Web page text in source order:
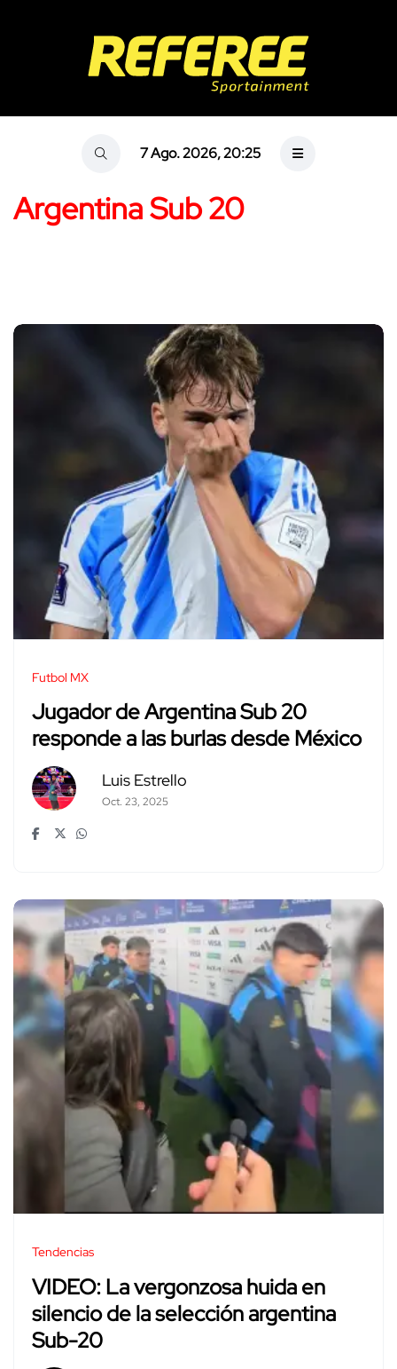
7 Ago. 2026, 20:25
Argentina Sub 20
Futbol MX
Jugador de Argentina Sub 20
responde a las burlas desde México
Luis Estrello
Oct. 23, 2025
Tendencias
VIDEO: La vergonzosa huida en
silencio de la selección argentina
Sub-20